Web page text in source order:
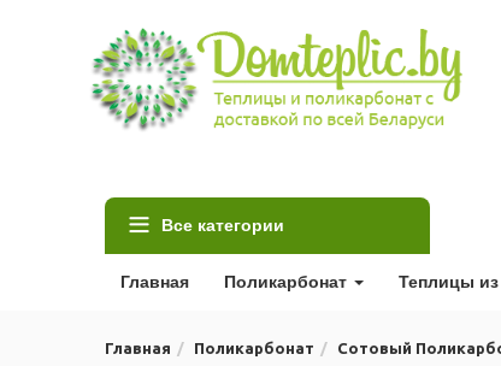
Все категории
Главная Поликарбонат Теплицы из
Главная Поликарбонат Сотовый